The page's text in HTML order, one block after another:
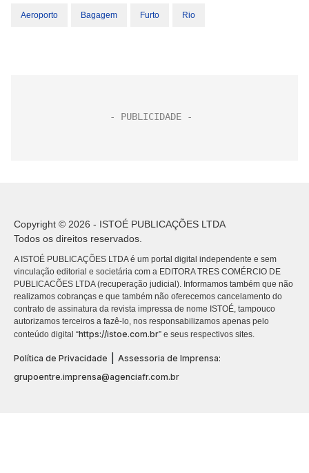
Aeroporto Bagagem Furto Rio
Copyright © 2026 - ISTOÉ PUBLICAÇÕES LTDA
Todos os direitos reservados.
A ISTOÉ PUBLICAÇÕES LTDA é um portal digital independente e sem
vinculação editorial e societária com a EDITORA TRES COMÉRCIO DE
PUBLICACÕES LTDA (recuperação judicial). Informamos também que não
realizamos cobranças e que também não oferecemos cancelamento do
contrato de assinatura da revista impressa de nome ISTOÉ, tampouco
autorizamos terceiros a fazê-lo, nos responsabilizamos apenas pelo
conteúdo digital “https://istoe.com.br” e seus respectivos sites.
Política de Privacidade
Assessoria de Imprensa:
grupoentre.imprensa@agenciafr.com.br